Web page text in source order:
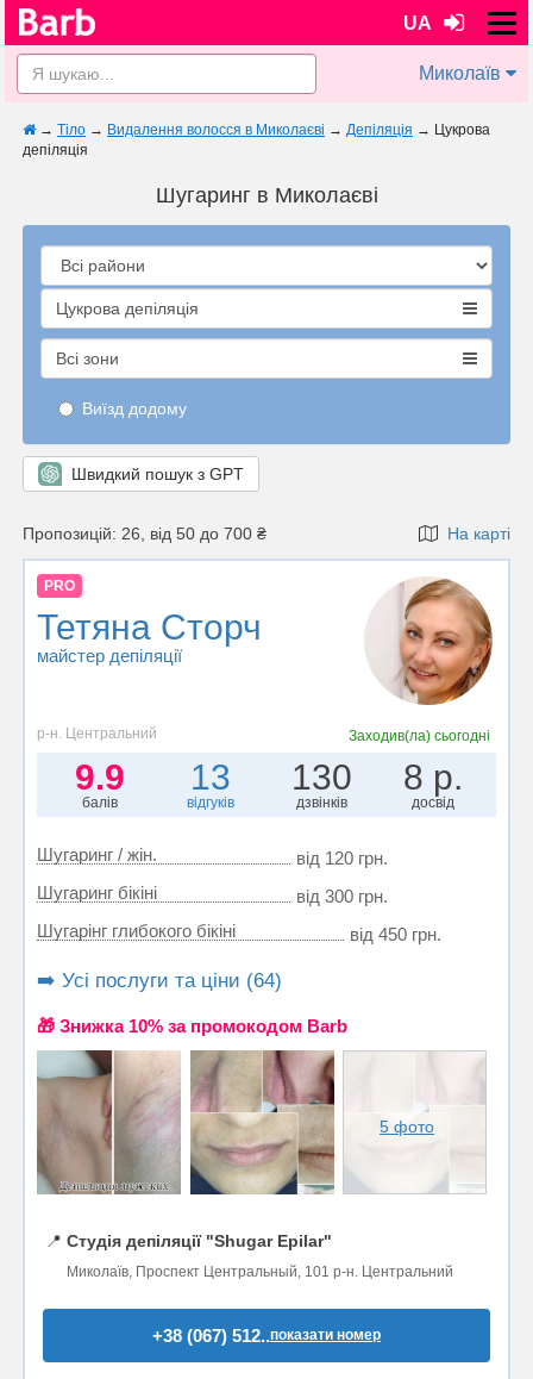
UA
Миколаїв
→ Тіло → Видалення волосся в Миколаєві → Депіляція → Цукрова
депіляція
Шугаринг в Миколаєві
Цукрова депіляція
Всі зони
Виїзд додому
Швидкий пошук з GPT
Пропозицій: 26, від 50 до 700 ₴ На карті
PRO
Тетяна Сторч
майстер депіляції
р-н. Центральний Заходив(ла)сьогодні
9.9
балів
13
відгуків
130
дзвінків
8 р.
досвід
Шугаринг / жін.
від 120 грн.
Шугаринг бікіні
від 300 грн.
Шугарінг глибокого бікіні
від 450 грн.
➡️ Усі послуги та ціни (64)
🎁 Знижка 10% за промокодом Barb
5 фото
📍 Студія депіляції "Shugar Epilar"
Миколаїв, Проспект Центральный, 101 р-н. Центральний
+38 (067) 512..показати номер